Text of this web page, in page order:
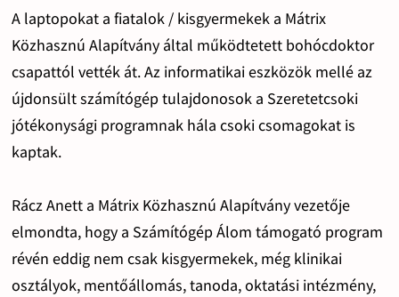
A laptopokat a fiatalok / kisgyermekek a Mátrix
Közhasznú Alapítvány által működtetett bohócdoktor
csapattól vették át. Az informatikai eszközök mellé az
újdonsült számítógép tulajdonosok a Szeretetcsoki
jótékonysági programnak hála csoki csomagokat is
kaptak.
Rácz Anett a Mátrix Közhasznú Alapítvány vezetője
elmondta, hogy a Számítógép Álom támogató program
révén eddig nem csak kisgyermekek, még klinikai
osztályok, mentőállomás, tanoda, oktatási intézmény,